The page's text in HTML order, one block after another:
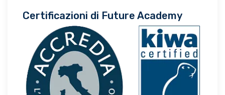
Certificazioni di Future Academy